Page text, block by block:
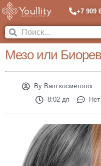
+7 909
Мезо или
By Ваш косметолог
8:02 дп